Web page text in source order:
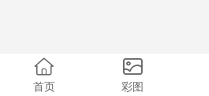
首页 彩图